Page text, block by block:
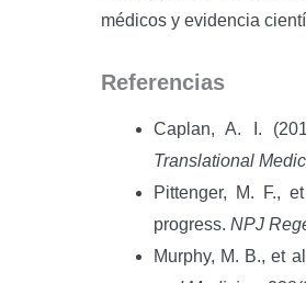
médicos y evidencia
Referencias
Caplan, A. I.
Translational
Pittenger, M. F.,
progress. NPJ
Murphy, M. B., et